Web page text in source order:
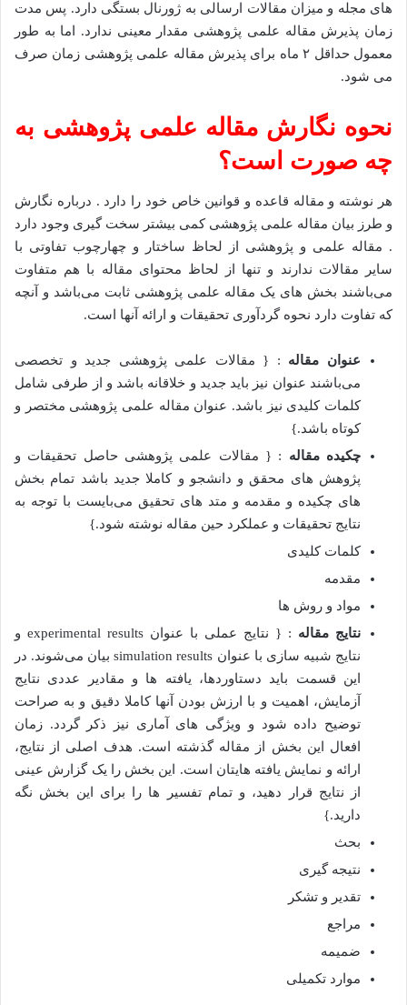
های مجله و میزان مقالات ارسالی به ژورنال بستگی دارد. پس مدت
زمان پذیرش مقاله علمی پژوهشی مقدار معینی ندارد. اما به طور
معمول حداقل ۲ ماه برای پذیرش مقاله علمی پژوهشی زمان صرف
می شود.
نحوه نگارش مقاله علمی پژوهشی به
چه صورت است؟
هر نوشته و مقاله قاعده و قوانین خاص خود را دارد . درباره نگارش
و طرز بیان مقاله علمی پژوهشی کمی بیشتر سخت گیری وجود دارد
. مقاله علمی و پژوهشی از لحاظ ساختار و چهارچوب تفاوتی با
سایر مقالات ندارند و تنها از لحاظ محتوای مقاله با هم متفاوت
می‌باشند بخش های یک مقاله علمی پژوهشی ثابت می‌باشد و آنچه
که تفاوت دارد نحوه گردآوری تحقیقات و ارائه آنها است.
عنوان مقاله : { مقالات علمی پژوهشی جدید و تخصصی
می‌باشند عنوان نیز باید جدید و خلاقانه باشد و از طرفی شامل
کلمات کلیدی نیز باشد. عنوان مقاله علمی پژوهشی مختصر و
کوتاه باشد.}
چکیده مقاله : { مقالات علمی پژوهشی حاصل تحقیقات و
پژوهش های محقق و دانشجو و کاملا جدید باشد تمام بخش
های چکیده و مقدمه و متد های تحقیق می‌بایست با توجه به
نتایج تحقیقات و عملکرد حین مقاله نوشته شود.}
کلمات کلیدی
مقدمه
مواد و روش ها
نتایج مقاله
: { نتایج عملی با عنوان experimental results و
نتایج شبیه سازی با عنوان simulation results بیان می‌شوند. در
این قسمت باید دستاوردها، یافته ها و مقادیر عددی نتایج
آزمایش، اهمیت و با ارزش بودن آنها کاملا دقیق و به صراحت
توضیح داده شود و ویژگی های آماری نیز ذکر گردد. زمان
افعال این بخش از مقاله گذشته است. هدف اصلی از نتایج،
ارائه و نمایش یافته هایتان است. این بخش را یک گزارش عینی
از نتایج قرار دهید، و تمام تفسیر ها را برای این بخش نگه
دارید.}
بحث
نتیجه گیری
تقدیر و تشکر
مراجع
ضمیمه
موارد تکمیلی